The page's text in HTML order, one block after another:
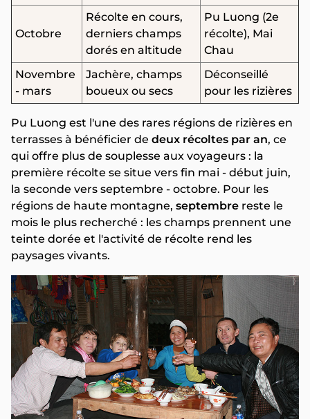
Octobre
Récolte en cours,
derniers champs
dorés en altitude
Pu Luong (2e
récolte), Mai
Chau
Novembre
- mars
Jachère, champs
boueux ou secs
Déconseillé
pour les rizières
Pu Luong est l'une des rares régions de rizières en
terrasses à bénéficier de deux récoltes par an, ce
qui offre plus de souplesse aux voyageurs : la
première récolte se situe vers fin mai - début juin,
la seconde vers septembre - octobre. Pour les
régions de haute montagne, septembre reste le
mois le plus recherché : les champs prennent une
teinte dorée et l'activité de récolte rend les
paysages vivants.